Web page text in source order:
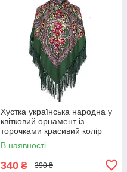
Хустка українська народна у
квітковий орнамент із
торочками красивий колір
зелений 110*110
В наявності
340 ₴ 390 ₴